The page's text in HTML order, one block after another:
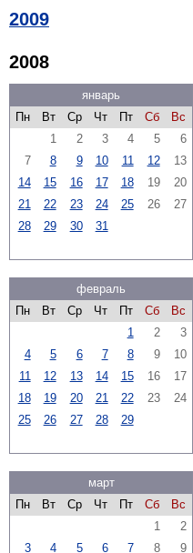
2009
2008
январь
Пн
Вт Ср Чт Пт Сб
Вс
1
2 3 4 5
6
7
8 9 10 11 12
13
14
15 16 17 18 19
20
21
22 23 24 25 26
27
28
29 30 31
февраль
Пн
Вт Ср Чт Пт Сб
Вс
1
2
3
4
5 6 7 8 9
10
11
12 13 14 15 16
17
18
19 20 21 22 23
24
25
26 27 28 29
март
Пн
Вт Ср Чт Пт Сб
Вс
1
2
3
4 5 6 7 8 9